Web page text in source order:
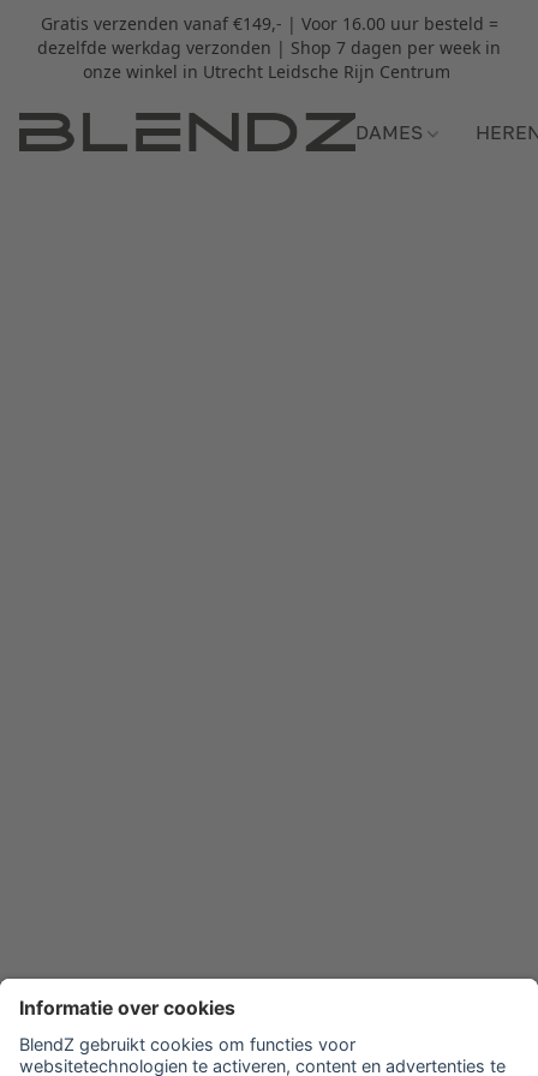
Gratis verzenden vanaf €149,- | Voor 16.00 uur besteld =
dezelfde werkdag verzonden | Shop 7 dagen per week in
onze winkel in Utrecht Leidsche Rijn Centrum
DAMES